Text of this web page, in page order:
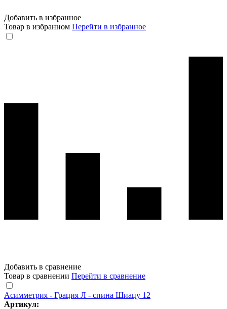
Добавить в избранное
Товар в избранном Перейти в избранное
Добавить в сравнение
Товар в сравнении Перейти в сравнение
Асимметрия - Грация Л - спина Шиацу 12
Артикул: